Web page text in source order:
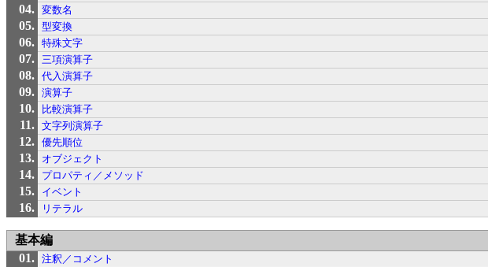
変数名
型変換
特殊文字
三項演算子
代入演算子
演算子
比較演算子
文字列演算子
優先順位
オブジェクト
プロパティ／メソッド
イベント
リテラル
基本編
注釈／コメント